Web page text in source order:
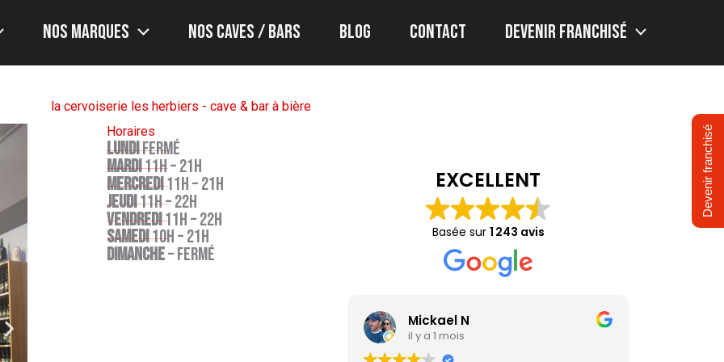
Nos marques Nos caves / bars Blog Contact Devenir franchisé
la cervoiserie les herbiers - cave & bar à bière
Horaires
LUNDIfermé
MARDI11H – 21H
MERCREDI11H – 21H
JEUDI11H – 22H
VENDREDI11H – 22H
SAMEDI10H – 21H
DIMANCHE– FERMÉ
EXCELLENT
Basée sur 1 243 avis
Mickael N
il y a 1 mois
Devenir franchisé